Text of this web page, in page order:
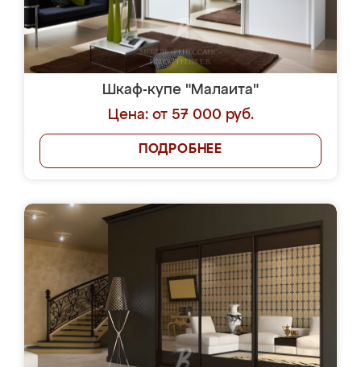
Шкаф-купе "Малаита"
Цена: от 57 000 руб.
ПОДРОБНЕЕ